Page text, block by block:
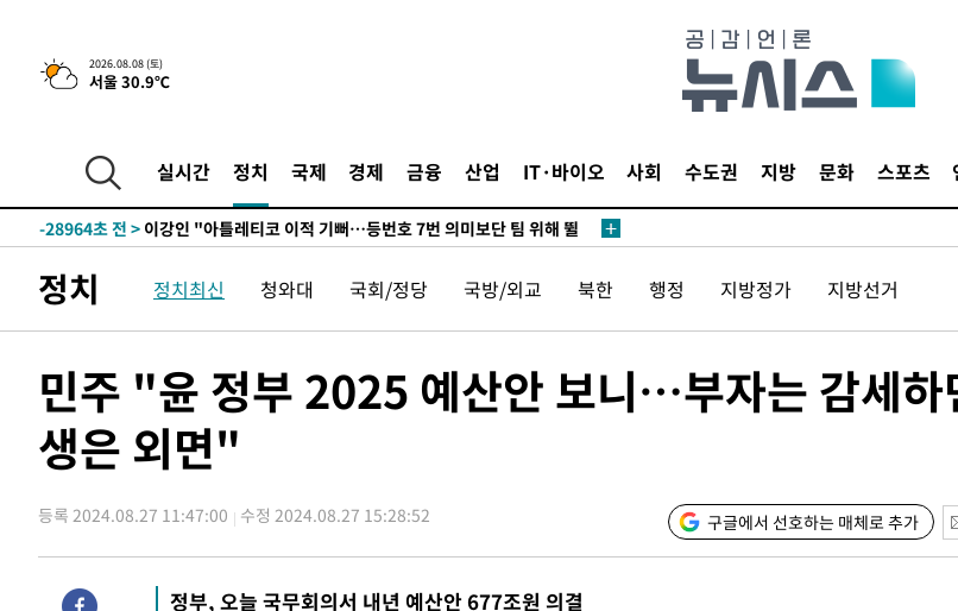
2026.08.08 (토)
서울 30.9℃
실시간 정치 국제 경제 금융 산업 IT·바이오 사회 수도권 지방 문화 스포츠
5시간 전 >[속보]뉴욕증시 상승 마감…S&P 0.6% 나스닥 1.3%↑
한민수·김용 순
-30148초 전 >
[속보]김민석, 與 전대 당원투표 누적 득표율 45.42%로 1위… 정
청래 44.56%
-29430초 전 >
42.08%·宋 10.17%
-28964초 전 > 이강인 "아틀레티코 이적 기뻐…등번호 7번 의미보단 팀 위해 뛸
-22673초 전 >
낮 최고 35도 '무더위'…동해안 시간당 30㎜ '강한 비'[내일날씨]
-21943초 전 >[속보]이강인 "감독님이 원하는 마음 느꼈고, 많은 트로피 원해 아
-20694초 전 >온열질환 사망자 3명 늘어…누적 환자 3000명 돌파
-14639초 전 >강릉에 시간당 81.4㎜ 물폭탄…도로 잠기고 담벼락 붕괴
-10746초 전 >백운산서 80년근 천종산삼 9뿌리 발견…감정가 1.3억원
-5990초 전 >남자 농구, 나고야 아시안게임서 '홈팀' 일본과 한일전
-5366초 전 >여수 오동도 해상서 모터보트 전복…1명 사망·1명 실종
-1593초 전 >
극한폭염 한풀 꺾이지만…'낮 최고 35도' 무더위, 열대야 계속[다음
정치 정치최신 청와대 국회/정당 국방/외교 북한 행정 지방정가 지방선거
민주 "윤 정부 2025 예산안 보니…부자는 감세하
생은 외면"
등록 2024.08.27 11:47:00 수정 2024.08.27 15:28:52 구글에서 선호하는 매체로 추가
정부, 오늘 국무회의서 내년 예산안 677조원 의결